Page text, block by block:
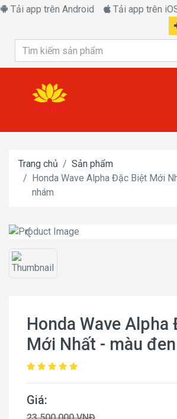
Tải app trên Android Tải app trên
Trang chủ
Sản phẩm
Honda Wave Alpha Đặc Biệt Mới
nhám
Honda Wave Alpha
Mới Nhất - màu
Giá: